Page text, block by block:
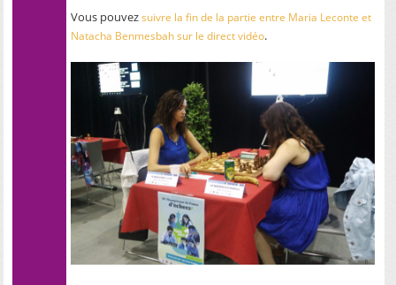
Vous pouvezsuivre la fin de la partie entre Maria Leconte et
Natacha Benmesbah sur le direct vidéo.